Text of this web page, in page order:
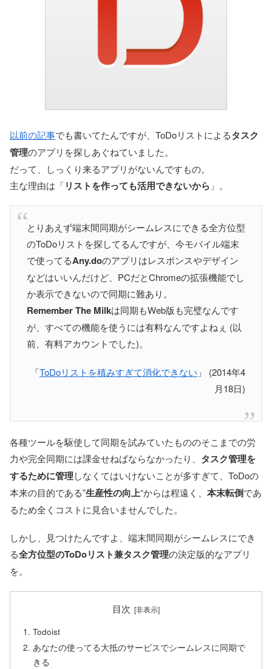
以前の記事でも書いてたんですが、ToDoリストによるタスク
管理のアプリを探しあぐねていました。
だって、しっくり来るアプリがないんですもの。
主な理由は「リストを作っても活用できないから 」。
とりあえず端末間同期がシームレスにできる全方位型
のToDoリストを探してるんですが、今モバイル端末
で使ってるAny.doのアプリはレスポンスやデザイン
などはいいんだけど、PCだとChromeの拡張機能でし
か表示できないので同期に難あり。
Remember The Milkは同期もWeb版も完璧なんです
が、すべての機能を使うには有料なんですよねぇ (以
前、有料アカウントでした)。
「ToDoリストを積みすぎて消化できない 」 (2014年4
月18日)
各種ツールを駆使して同期を試みていたもののそこまでの労
力や完全同期には課金せねばならなかったり、 タスク管理を
するために管理しなくてはいけないことが多すぎて、ToDoの
本来の目的である”生産性の向上“からは程遠く、 本末転倒であ
るため全くコストに見合いませんでした。
しかし、見つけたんですよ、端末間同期がシームレスにでき
る全方位型のToDoリスト兼タスク管理の決定版的なアプリ
を。
目次
Todoist
あなたの使ってる大抵のサービスでシームレスに同期で
きる